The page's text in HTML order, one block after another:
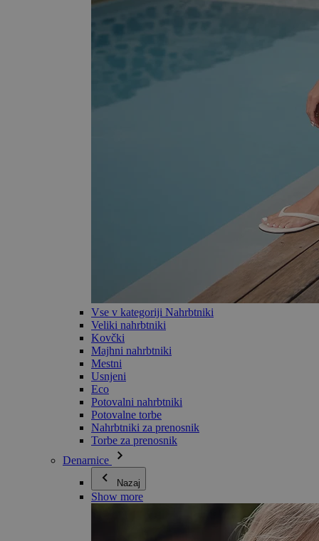
Vse v kategoriji Nahrbtniki
Veliki nahrbtniki
Kovčki
Majhni nahrbtniki
Mestni
Usnjeni
Eco
Potovalni nahrbtniki
Potovalne torbe
Nahrbtniki za prenosnik
Torbe za prenosnik
Denarnice
Nazaj
Show more